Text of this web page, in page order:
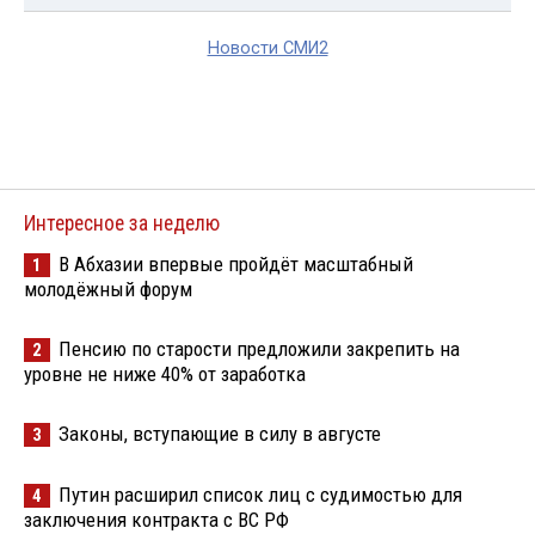
Новости СМИ2
Интересное за неделю
1
В Абхазии впервые пройдёт масштабный
молодёжный форум
2
Пенсию по старости предложили закрепить на
уровне не ниже 40% от заработка
3 Законы, вступающие в силу в августе
4
Путин расширил список лиц с судимостью для
заключения контракта с ВС РФ